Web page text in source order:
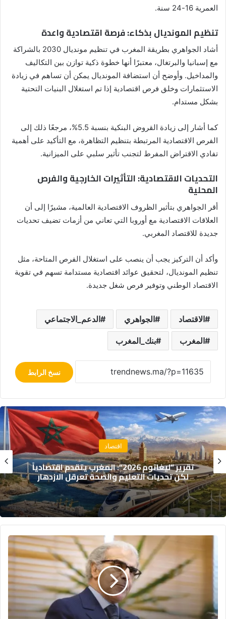
العمرية 16-24 سنة.
تنظيم المونديال بذكاء: فرصة اقتصادية واعدة
أشاد الجواهري بطريقة المغرب في تنظيم مونديال 2030 بالشراكة
مع إسبانيا والبرتغال، معتبرًا أنها خطوة ذكية توازن بين التكاليف
والمداخيل. وأوضح أن استضافة المونديال يمكن أن تساهم في زيادة
الاستثمارات وخلق فرص اقتصادية إذا تم استغلال البنيات التحتية
بشكل مستدام.
كما أشار إلى زيادة القروض البنكية بنسبة 5.5%، مرجعًا ذلك إلى
الفرص الاقتصادية المرتبطة بتنظيم التظاهرة، مع التأكيد على أهمية
تفادي الاقتراض المفرط لتجنب تأثير سلبي على الميزانية.
التحديات الاقتصادية: التأثيرات الخارجية والفرص
المحلية
أقر الجواهري بتأثير الظروف الاقتصادية العالمية، مشيرًا إلى أن
العلاقات الاقتصادية مع أوروبا التي تعاني من أزمات تضيف تحديات
جديدة للاقتصاد المغربي.
وأكد أن التركيز يجب أن ينصب على استغلال الفرص المتاحة، مثل
تنظيم المونديال، لتحقيق عوائد اقتصادية مستدامة تسهم في تقوية
الاقتصاد الوطني وتوفير فرص شغل جديدة.
الاقتصاد الجواهري الدعم_الاجتماعي
المغرب بنك_المغرب
نسخ الرابط
اقتصاد
تقرير: 38% من المغاربة يخصصون أكثر من 40%
من دخلهم لسداد القروض
المغرب:
لمتداولي
العملات